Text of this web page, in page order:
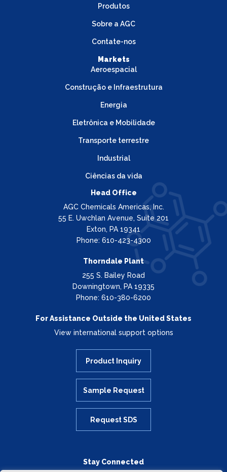
Produtos
Sobre a AGC
Contate-nos
Markets
Aeroespacial
Construção e Infraestrutura
Energia
Eletrônica e Mobilidade
Transporte terrestre
Industrial
Ciências da vida
Head Office
AGC Chemicals Americas, Inc.
55 E. Uwchlan Avenue, Suite 201
Exton, PA 19341
Phone: 610-423-4300
Thorndale Plant
255 S. Bailey Road
Downingtown, PA 19335
Phone: 610-380-6200
For Assistance Outside the United States
View international support options
Product Inquiry
Sample Request
Request SDS
Stay Connected